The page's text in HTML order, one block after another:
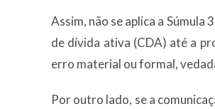
Assim, não se aplica a Súmula
de dívida ativa (CDA) até a
erro material ou formal,
Por outro lado, se a